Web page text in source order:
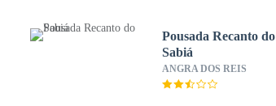
Pousada Recanto do
Sabiá
ANGRA DOS REIS